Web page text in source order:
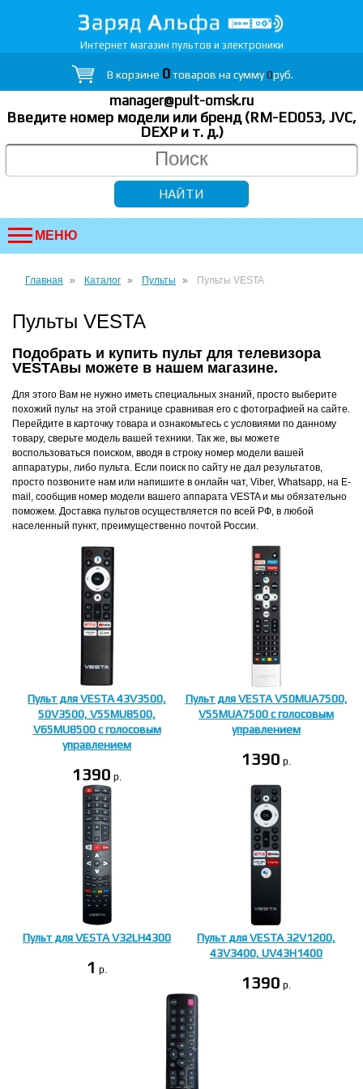
Интернет магазин пультов и электроники
В корзине 0товаров на сумму0руб.
manager@pult-omsk.ru
Введите номер модели или бренд (RM-ED053, JVC,
DEXP и т. д.)
МЕНЮ
Главная Каталог Пульты Пульты VESTA
Пульты VESTA
Подобрать и купить пульт для телевизора
VESTAвы можете в нашем магазине.
Для этого Вам не нужно иметь специальных знаний, просто выберите
похожий пульт на этой странице сравнивая его с фотографией на сайте.
Перейдите в карточку товара и ознакомьтесь с условиями по данному
товару, сверьте модель вашей техники. Так же, вы можете
воспользоваться поиском, вводя в строку номер модели вашей
аппаратуры, либо пульта. Если поиск по сайту не дал результатов,
просто позвоните нам или напишите в онлайн чат, Viber, Whatsapp, на E-
mail, сообщив номер модели вашего аппарата VESTA и мы обязательно
поможем. Доставка пультов осуществляется по всей РФ, в любой
населенный пункт, преимущественно почтой России.
Пульт для VESTA 43V3500,
50V3500, V55MU8500,
V65MU8500 с голосовым
управлением
1390 p.
Пульт для VESTA V50MUA7500,
V55MUA7500 с голосовым
управлением
1390 p.
Пульт для VESTA V32LH4300
1 p.
Пульт для VESTA 32V1200,
43V3400, UV43H1400
1390 p.